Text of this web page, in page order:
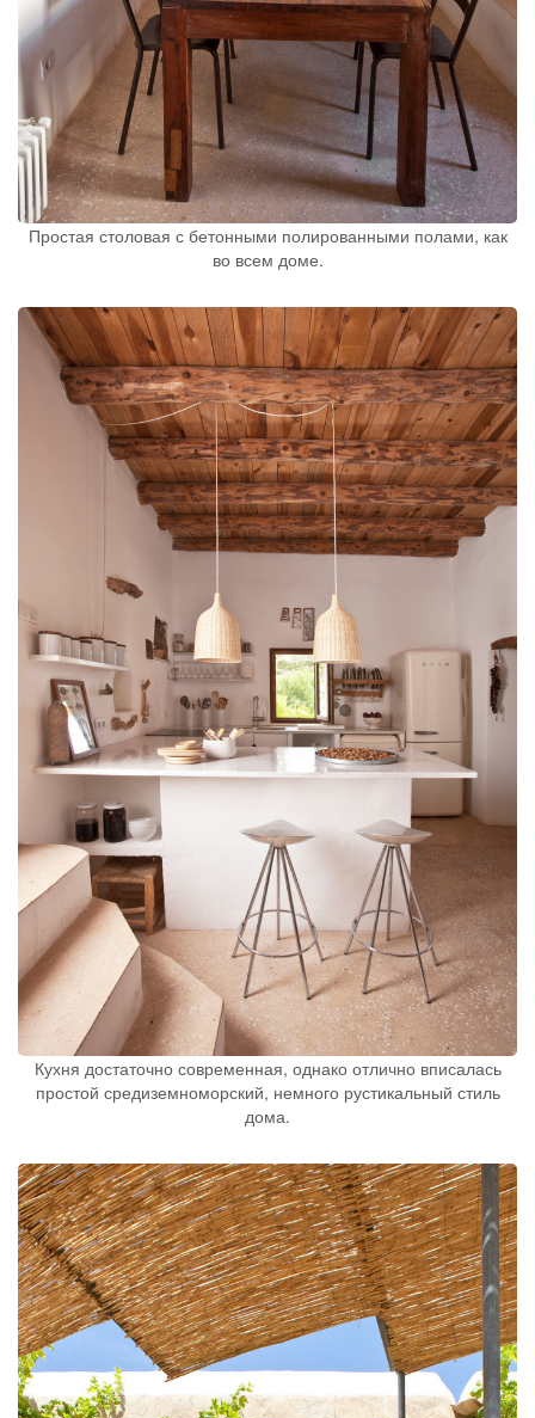
Простая столовая с бетонными полированными полами, как
во всем доме.
Кухня достаточно современная, однако отлично вписалась
простой средиземноморский, немного рустикальный стиль
дома.